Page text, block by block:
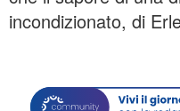
incondizionato, di